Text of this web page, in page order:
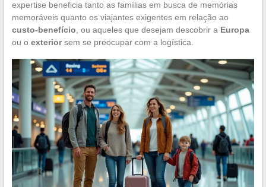
expertise beneficia tanto as famílias em busca de memórias
memoráveis quanto os viajantes exigentes em relação ao
custo-benefício , ou aqueles que desejam descobrir a Europa
ou o exteriorsem se preocupar com a logística.